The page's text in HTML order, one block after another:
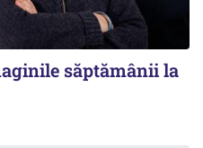
săptămânii la